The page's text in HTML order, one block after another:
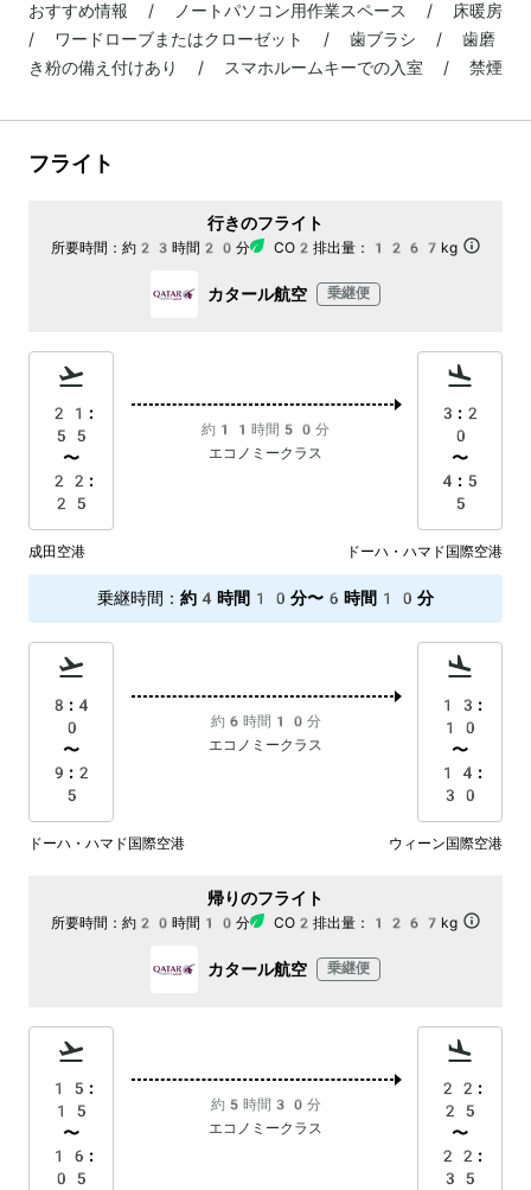
おすすめ情報 / ノートパソコン用作業スペース / 床暖房
/ ワードローブまたはクローゼット / 歯ブラシ / 歯磨
き粉の備え付けあり / スマホルームキーでの入室 / 禁煙
フライト
行きのフライト
所要時間： 約23時間20分 CO2排出量： 1267kg
カタール航空 乗継便
21:
55
〜
22:
25
約11時間50分
エコノミークラス
3:2
0
〜
4:5
5
成田空港 ドーハ・ハマド国際空港
乗継時間 ： 約4時間10分〜6時間10分
8:4
0
〜
9:2
5
約6時間10分
エコノミークラス
13:
10
〜
14:
30
ドーハ・ハマド国際空港 ウィーン国際空港
帰りのフライト
所要時間： 約20時間10分 CO2排出量： 1267kg
カタール航空 乗継便
15:
15
〜
16:
05
約5時間30分
エコノミークラス
22:
25
〜
22:
35